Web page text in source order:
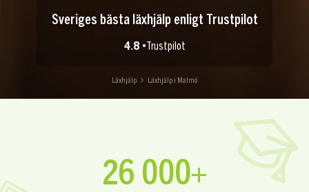
Sveriges bästa läxhjälp enligt Trustpilot
4.8 •Trustpilot
Läxhjälp Läxhjälp i Malmö
26 000+